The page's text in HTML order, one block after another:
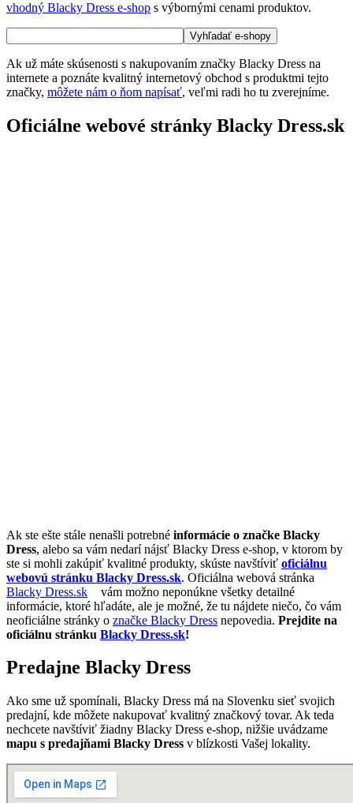
vhodný Blacky Dress e-shop s výbornými cenami produktov.
Ak už máte skúsenosti s nakupovaním značky Blacky Dress na
internete a poznáte kvalitný internetový obchod s produktmi tejto
značky, môžete nám o ňom napísať, veľmi radi ho tu zverejníme.
Oficiálne webové stránky Blacky Dress.sk
Ak ste ešte stále nenašli potrebné informácie o značke Blacky
Dress, alebo sa vám nedarí nájsť Blacky Dress e-shop, v ktorom by
ste si mohli zakúpiť kvalitné produkty, skúste navštíviť oficiálnu
webovú stránku Blacky Dress.sk. Oficiálna webová stránka
Blacky Dress.sk
vám možno neponúkne všetky detailné
informácie, ktoré hľadáte, ale je možné, že tu nájdete niečo, čo vám
neoficiálne stránky o značke Blacky Dress nepovedia. Prejdite na
oficiálnu stránku Blacky Dress.sk!
Predajne Blacky Dress
Ako sme už spomínali, Blacky Dress má na Slovenku sieť svojich
predajní, kde môžete nakupovať kvalitný značkový tovar. Ak teda
nechcete navštíviť žiadny Blacky Dress e-shop, nižšie uvádzame
mapu s predajňami Blacky Dress v blízkosti Vašej lokality.